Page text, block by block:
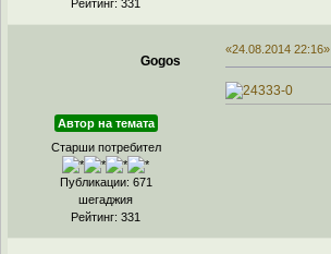
Рейтинг: 331
Gogos
Автор на темата
Старши потребител
Публикации: 671
шегаджия
Рейтинг: 331
«24.08.2014 22:16»